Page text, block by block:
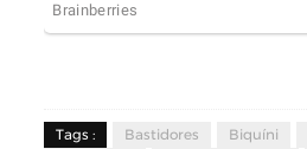
Tags : Bastidores Biquíni